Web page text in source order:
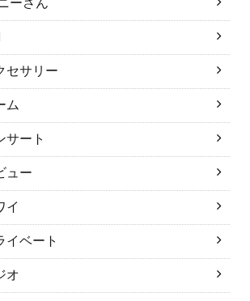
ーさん
サリー
ム
ート
ュー
イ
ベート
オ